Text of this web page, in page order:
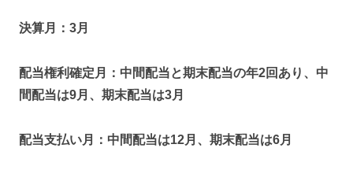
決算月：3月
配当権利確定月：中間配当と期末配当の年2回あり、中
間配当は9月、期末配当は3月
配当支払い月：中間配当は12月、期末配当は6月